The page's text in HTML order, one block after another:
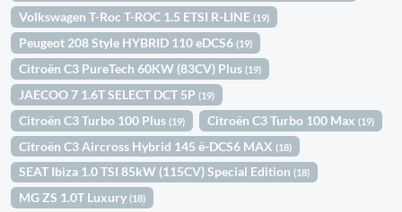
Volkswagen T-Roc T-ROC 1.5 ETSI R-LINE(19)
Peugeot 208 Style HYBRID 110 eDCS6(19)
Citroën C3 PureTech 60KW (83CV) Plus(19)
JAECOO 7 1.6T SELECT DCT 5P(19)
Citroën C3 Turbo 100 Plus(19) Citroën C3 Turbo 100 Max(19)
Citroën C3 Aircross Hybrid 145 ë-DCS6 MAX(18)
SEAT Ibiza 1.0 TSI 85kW (115CV) Special Edition(18)
MG ZS 1.0T Luxury(18)